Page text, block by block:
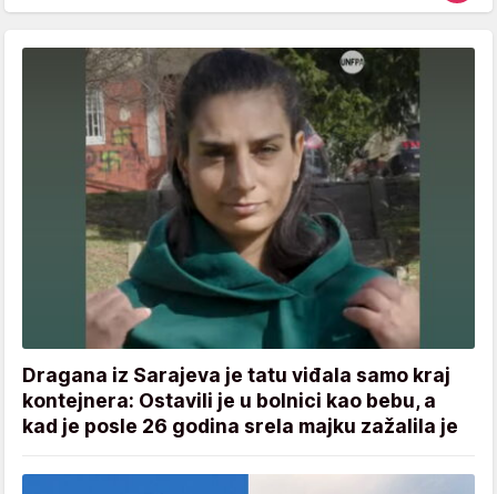
Dragana iz Sarajeva je tatu viđala samo kraj
kontejnera: Ostavili je u bolnici kao bebu, a
kad je posle 26 godina srela majku zažalila je